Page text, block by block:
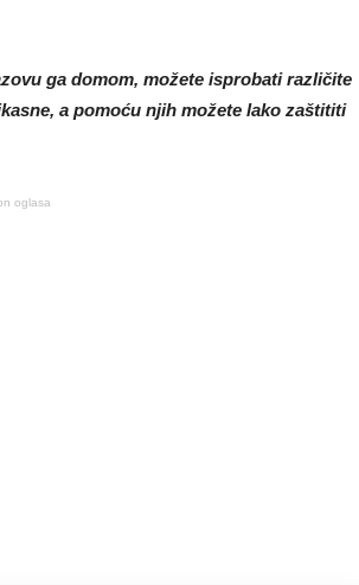
ga domom, možete isprobati različite
a pomoću njih možete lako zaštititi
oglasa